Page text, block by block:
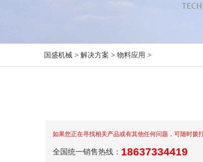
国盛机械 > 解决方案 > 物料应用 >
如果您正在寻找相关产品或有其他任何问题，可随时拨
全国统一销售热线： 18637334419